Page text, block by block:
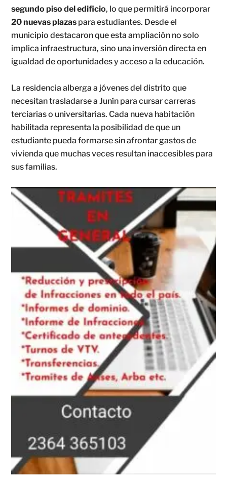
segundo piso del edificio, lo que permitirá incorporar
20 nuevas plazas para estudiantes. Desde el
municipio destacaron que esta ampliación no solo
implica infraestructura, sino una inversión directa en
igualdad de oportunidades y acceso a la educación.
La residencia alberga a jóvenes del distrito que
necesitan trasladarse a Junín para cursar carreras
terciarias o universitarias. Cada nueva habitación
habilitada representa la posibilidad de que un
estudiante pueda formarse sin afrontar gastos de
vivienda que muchas veces resultan inaccesibles para
sus familias.